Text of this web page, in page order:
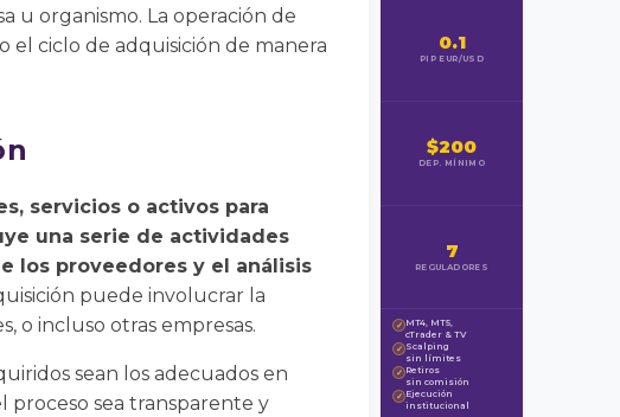
u organismo. La operación de
el ciclo de adquisición de manera
servicios o activos para
una serie de actividades
los proveedores y el análisis
puede involucrar la
o incluso otras empresas.
sean los adecuados en
proceso sea transparente y
0.1
PIP EUR/USD
$200
DEP. MÍNIMO
7
REGULADORES
✓ MT4, MT5,
cTrader & TV
✓ Scalping
sin límites
✓ Retiros
sin comisión
✓ Ejecución
institucional